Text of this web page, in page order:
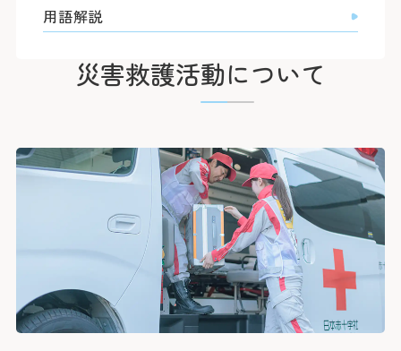
ボランティア募集
横浜みなと赤十字病院奉仕団
よくあるご質問
入札情報
臨床指標
臨床研究に関する情報公開
緩和ケア病棟への入院について
お見舞い・面会について
診断書等について
診療録（カルテ）の開示について
人間ドック・健診について
後払い会計サービスについて
フロア案内
よくあるご質問
感染症科
腎臓内科
膠原病リウマチ内科
精神科
形成外科
皮膚科
泌尿器科
産婦人科
耳鼻咽喉科・頭頸部外科
めまい・平衡神経科
放射線診断科
放射線治療科
麻酔科
リハビリテーション科
歯科口腔外科
アレルギー科
緩和ケア内科
みなと赤十字病院登録医について
みなとセミナー（地域医療関係者向け研修）
医療連携センターについて
スタッフ紹介
数字で見るみなと
福利厚生
医療関係者の方
人間ドック・健診を
ご希望の方
用語解説
災害救護活動について